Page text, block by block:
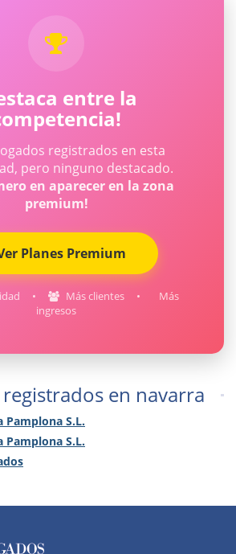
entre la
registrados en esta
pero ninguno destacado.
en aparecer en la zona
premium!
Planes Premium
• Más clientes •
Más
ingresos
en navarra
Pamplona S.L.
Pamplona S.L.